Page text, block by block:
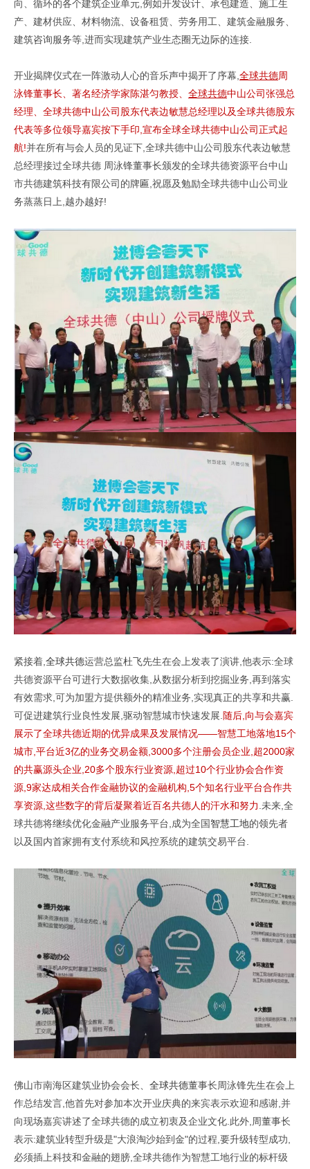
向、循环的各个建筑企业单元,例如开发设计、承包建造、施工生
产、建材供应、材料物流、设备租赁、劳务用工、建筑金融服务、
建筑咨询服务等,进而实现建筑产业生态圈无边际的连接.
开业揭牌仪式在一阵激动人心的音乐声中揭开了序幕, 全球共德周
泳锋董事长、著名经济学家陈湛匀教授、 全球共德中山公司张强总
经理、全球共德中山公司股东代表边敏慧总经理以及全球共德股东
代表等多位领导嘉宾按下手印,宣布全球全球共德中山公司正式起
航!并在所有与会人员的见证下,全球共德中山公司股东代表边敏慧
总经理接过全球共德 周泳锋董事长颁发的全球共德资源平台中山
市共德建筑科技有限公司的牌匾,祝愿及勉励全球共德中山公司业
务蒸蒸日上,越办越好!
紧接着, 全球共德运营总监杜飞先生在会上发表了演讲,他表示:全球
共德资源平台可进行大数据收集,从数据分析到挖掘业务,再到落实
有效需求,可为加盟方提供额外的精准业务,实现真正的共享和共赢.
可促进建筑行业良性发展,驱动智慧城市快速发展. 随后,向与会嘉宾
展示了全球共德近期的优异成果及发展情况——智慧工地落地15个
城市,平台近3亿的业务交易金额,3000多个注册会员企业,超2000家
的共赢源头企业,20多个股东行业资源,超过10个行业协会合作资
源,9家达成相关合作金融协议的金融机构,5个知名行业平台合作共
享资源,这些数字的背后凝聚着近百名共德人的汗水和努力 .未来,全
球共德将继续优化金融产业服务平台,成为全国智慧工地的领先者
以及国内首家拥有支付系统和风控系统的建筑交易平台.
佛山市南海区建筑业协会会长、 全球共德董事长周泳锋先生在会上
作总结发言,他首先对参加本次开业庆典的来宾表示欢迎和感谢,并
向现场嘉宾讲述了全球共德的成立初衷及企业文化.此外,周董事长
表示:建筑业转型升级是"大浪淘沙始到金"的过程,要升级转型成功,
必须插上科技和金融的翅膀,全球共德作为智慧工地行业的标杆级